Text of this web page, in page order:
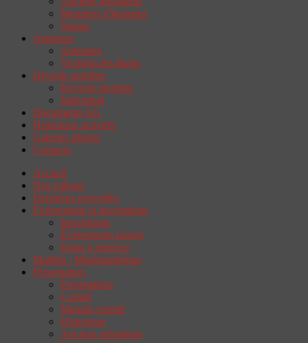
Membres d'honneur
Statuts
Antennes
Antennes
Yverdon-les-Bains
Devenir membre
Devenir membre
Individuel
Documents AG
Historique activités
Galeries photos
Contacts
Accueil
Nos valeurs
Dernières nouvelles
Événements et inscriptions
Inscriptions
Événements passés
Dates à réserver
Matilda : Matériauthèque
Présentation
Présentation
Comité
Mandat comité
Historique
Anciens présidents